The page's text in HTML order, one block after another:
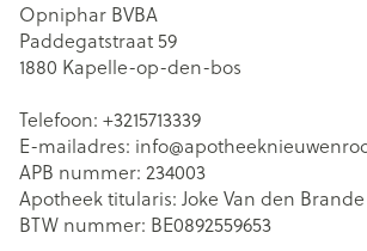
Opniphar BVBA
Paddegatstraat 59
1880 Kapelle-op-den-bos
Telefoon: +3215713339
E-mailadres: info@
APB nummer: 234003
Apotheek titularis: Joke Van den Brande
BTW nummer: BE0892559653